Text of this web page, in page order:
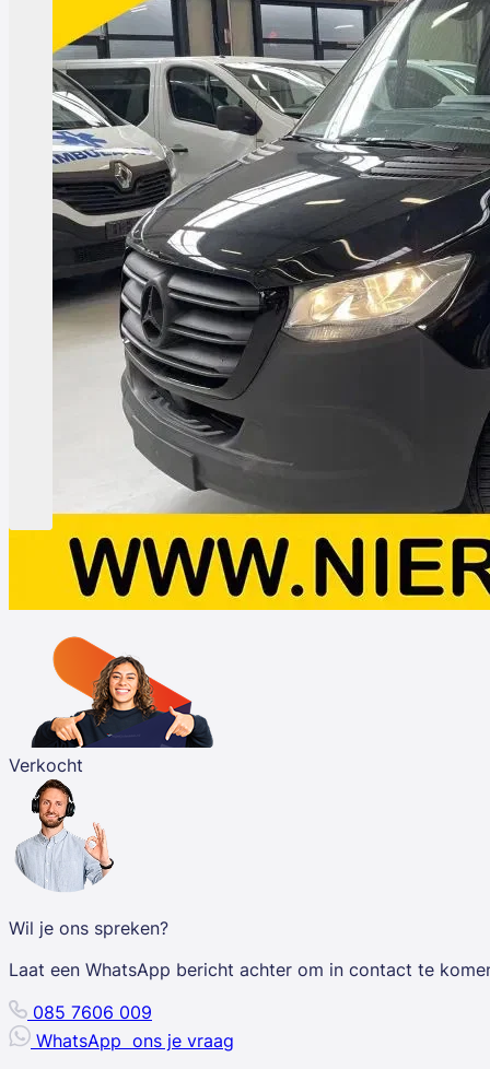
Verkocht
Wil je ons spreken?
Laat een WhatsApp bericht achter om in contact te
085 7606 009
WhatsApp ons je vraag